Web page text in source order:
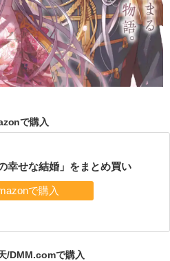
で購入
幸せな結婚」をまとめ買い
/DMM.comで購入